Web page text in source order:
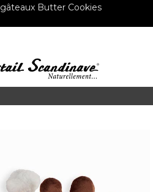
gâteaux Butter Cookies